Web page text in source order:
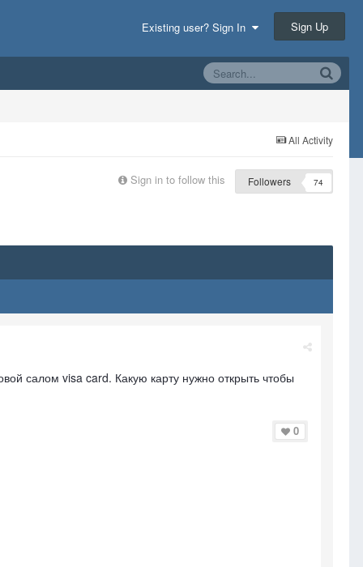
Existing user? Sign In Sign Up
All Activity
Sign in to follow this Followers 74
салом visa card. Какую карту нужно открыть чтобы
0